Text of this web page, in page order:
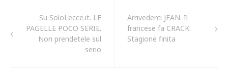
Su SoloLecce.it. LE
PAGELLE POCO SERIE.
Non prendetele sul
serio
Arrivederci JEAN. Il
francese fa CRACK.
Stagione finita